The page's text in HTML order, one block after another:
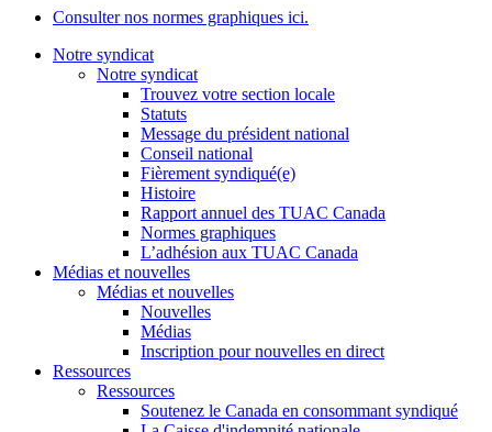
Consulter nos normes graphiques ici.
Notre syndicat
Notre syndicat
Trouvez votre section locale
Statuts
Message du président national
Conseil national
Fièrement syndiqué(e)
Histoire
Rapport annuel des TUAC Canada
Normes graphiques
L’adhésion aux TUAC Canada
Médias et nouvelles
Médias et nouvelles
Nouvelles
Médias
Inscription pour nouvelles en direct
Ressources
Ressources
Soutenez le Canada en consommant syndiqué